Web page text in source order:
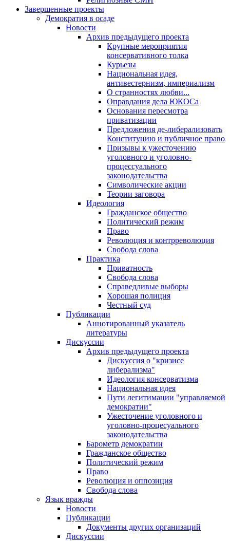
Завершенные проекты
Демократия в осаде
Новости
Архив предыдущего проекта
Крупные мероприятия
консервативного толка
Курьезы
Национальная идея,
антивестернизм, империализм
О странностях любви...
Оправдания дела ЮКОСа
Основания пересмотра
приватизации
Предложения де-либерализовать
Конституцию и публичное право
Призывы к ужесточению
уголовного и уголовно-
процессуального
законодательства
Символические акции
Теории заговора
Идеология
Гражданское общество
Политический режим
Право
Революция и контрреволюция
Свобода слова
Практика
Приватность
Свобода слова
Справедливые выборы
Хорошая полиция
Честный суд
Публикации
Аннотированный указатель
литературы
Дискуссии
Архив предыдущего проекта
Дискуссия о "кризисе
либерализма"
Идеология консерватизма
Национальная идея
Пути легитимации "управляемой
демократии"
Ужесточение уголовного и
уголовно-процесуального
законодательства
Барометр демократии
Гражданское общество
Политический режим
Право
Революция и оппозиция
Свобода слова
Язык вражды
Новости
Публикации
Документы других организаций
Дискуссии